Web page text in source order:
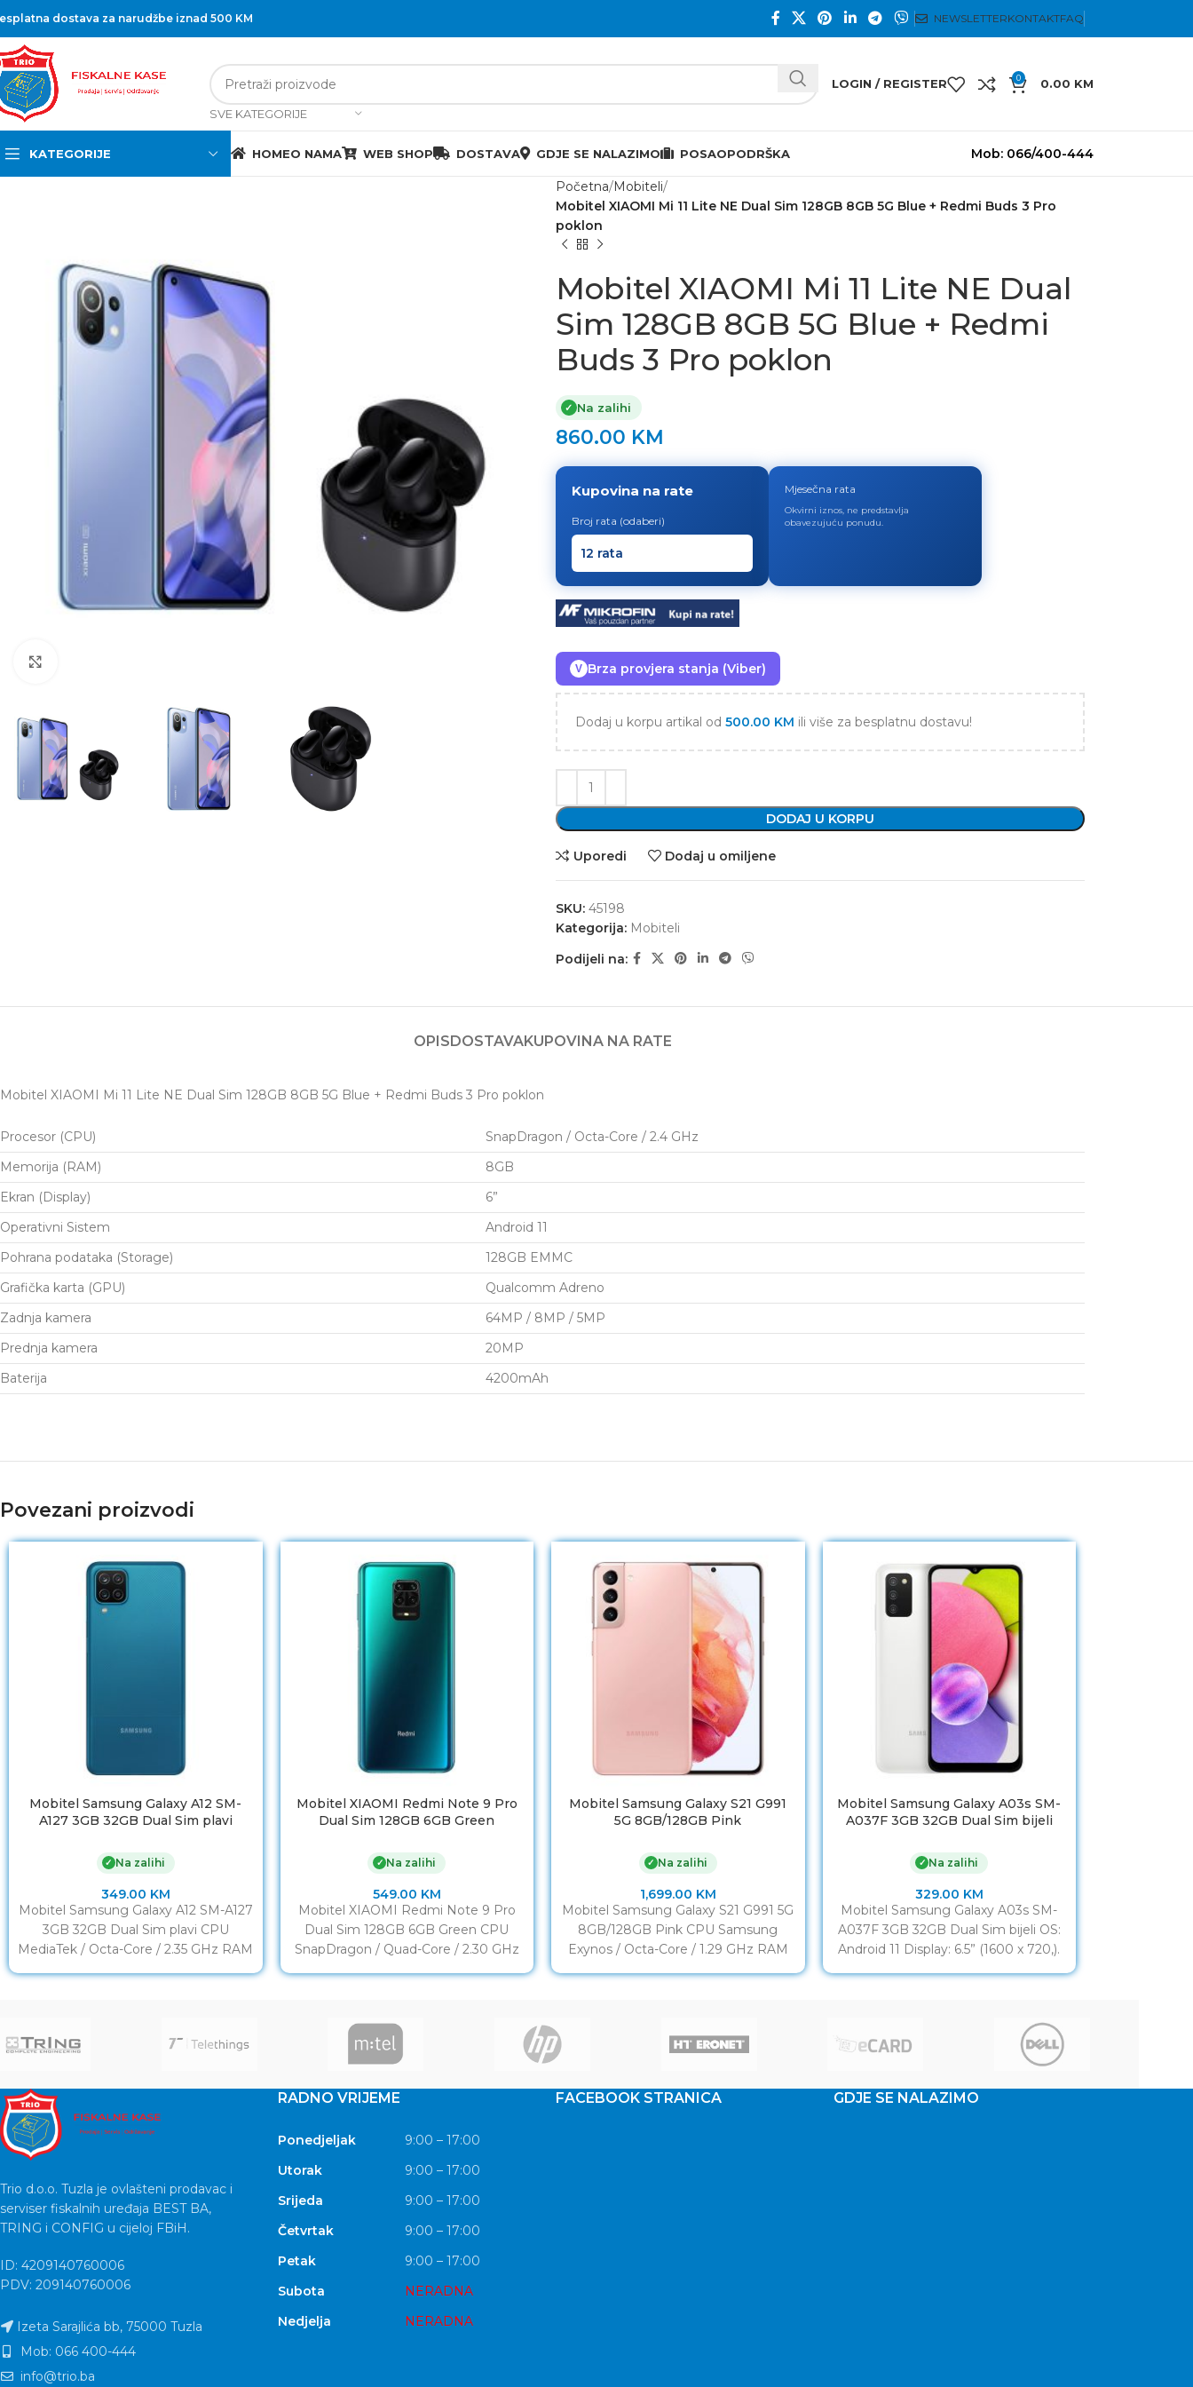
dostava za narudžbe iznad 500 KM NEWSLETTERKONTAKTFAQ
SVE KATEGORIJE
LOGIN / REGISTER 0 0.00 KM
KATEGORIJE HOMEO NAMA WEB SHOP DOSTAVA GDJE SE NALAZIMO POSAOPODRŠKA Mob: 066/400-444
Početna Mobiteli
Mobitel XIAOMI Mi 11 Lite NE Dual Sim 128GB 8GB 5G Blue + Redmi Buds 3 Pro
poklon
Mobitel XIAOMI Mi 11 Lite NE Dual
Sim 128GB 8GB 5G Blue + Redmi
Buds 3 Pro poklon
✓ Na zalihi
860.00 KM
Kupovina na rate
Broj rata (odaberi)
Mjesečna rata
Okvirni iznos, ne predstavlja
obavezujuću ponudu.
V Brza provjera stanja (Viber)
Dodaj u korpu artikal od 500.00 KM ili više za besplatnu dostavu!
DODAJ U KORPU
Uporedi Dodaj u omiljene
SKU: 45198
Kategorija: Mobiteli
Podijeli na:
OPISDOSTAVAKUPOVINA NA RATE
Mobitel XIAOMI Mi 11 Lite NE Dual Sim 128GB 8GB 5G Blue + Redmi Buds 3 Pro poklon
Procesor (CPU)
SnapDragon / Octa-Core / 2.4 GHz
Memorija (RAM)
8GB
Ekran (Display)
6”
Operativni Sistem
Android 11
Pohrana podataka (Storage)
128GB EMMC
Grafička karta (GPU)
Qualcomm Adreno
Zadnja kamera
64MP / 8MP / 5MP
Prednja kamera
20MP
Baterija
4200mAh
Povezani proizvodi
Mobitel Samsung Galaxy A12 SM-
A127 3GB 32GB Dual Sim plavi
✓ Na zalihi
349.00 KM
Mobitel Samsung Galaxy A12 SM-A127
3GB 32GB Dual Sim plavi CPU
MediaTek / Octa-Core / 2.35 GHz RAM
Mobitel XIAOMI Redmi Note 9 Pro
Dual Sim 128GB 6GB Green
✓ Na zalihi
549.00 KM
Mobitel XIAOMI Redmi Note 9 Pro
Dual Sim 128GB 6GB Green CPU
SnapDragon / Quad-Core / 2.30 GHz
Mobitel Samsung Galaxy S21 G991
5G 8GB/128GB Pink
✓ Na zalihi
1,699.00 KM
Mobitel Samsung Galaxy S21 G991 5G
8GB/128GB Pink CPU Samsung
Exynos / Octa-Core / 1.29 GHz RAM
Mobitel Samsung Galaxy A03s SM-
A037F 3GB 32GB Dual Sim bijeli
✓ Na zalihi
329.00 KM
Mobitel Samsung Galaxy A03s SM-
A037F 3GB 32GB Dual Sim bijeli OS:
Android 11 Display: 6.5” (1600 x 720,).
Trio d.o.o. Tuzla je ovlašteni prodavac i
serviser fiskalnih uređaja BEST BA,
TRING i CONFIG u cijeloj FBiH.
ID: 4209140760006
PDV: 209140760006
Izeta Sarajlića bb, 75000 Tuzla
Mob: 066 400-444
info@trio.ba
RADNO VRIJEME
Ponedjeljak
9:00 – 17:00
Utorak
9:00 – 17:00
Srijeda
9:00 – 17:00
Četvrtak
9:00 – 17:00
Petak
9:00 – 17:00
Subota
NERADNA
Nedjelja
NERADNA
FACEBOOK STRANICA GDJE SE NALAZIMO